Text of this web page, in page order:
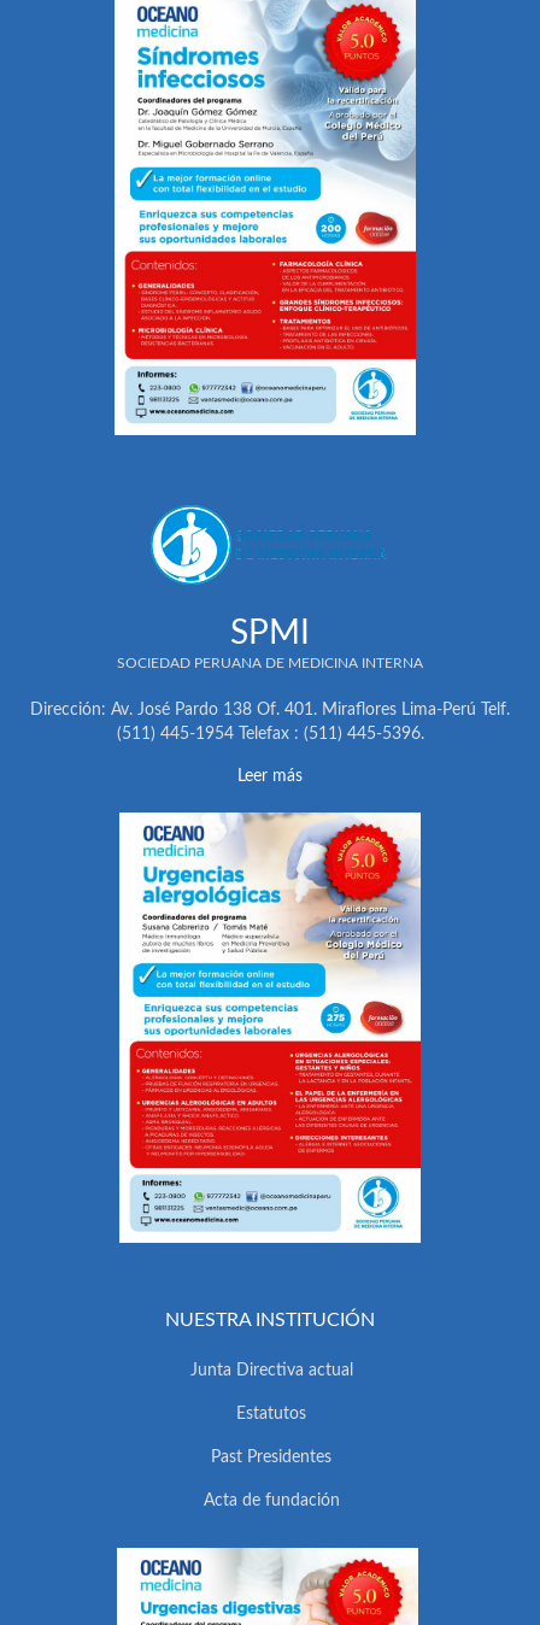
SPMI
SOCIEDAD PERUANA DE MEDICINA INTERNA
Dirección: Av. José Pardo 138 Of. 401. Miraflores Lima-Perú Telf.
(511) 445-1954 Telefax : (511) 445-5396.
Leer más
NUESTRA INSTITUCIÓN
Junta Directiva actual
Estatutos
Past Presidentes
Acta de fundación